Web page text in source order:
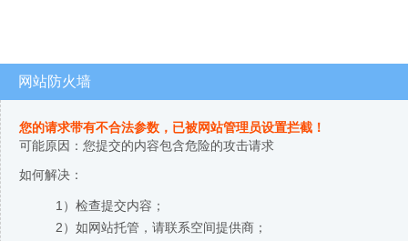
网站防火墙
您的请求带有不合法参数，已被网站管理员设置拦截！
可能原因：您提交的内容包含危险的攻击请求
如何解决：
1）检查提交内容；
2）如网站托管，请联系空间提供商；